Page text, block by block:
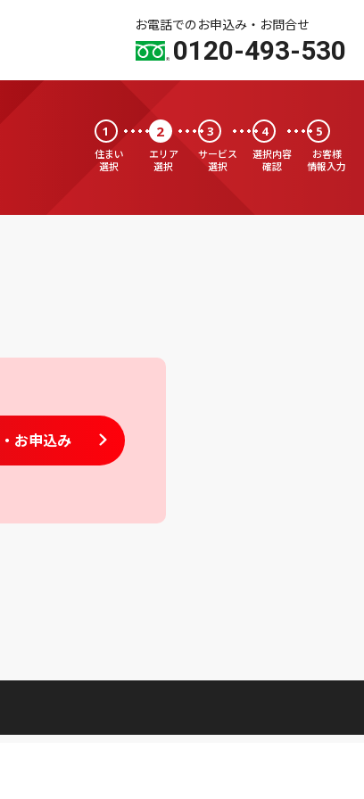
お電話でのお申込み・お問合せ
0120-493-530
1
住まい
選択
2
エリア
選択
3
サービス
選択
4
選択内容
確認
5
お客様
情報入力
・お申込み